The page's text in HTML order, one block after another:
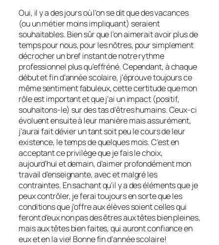
Oui, il y a des jours où l’on se dit que des vacances
(ou un métier moins impliquant) seraient
souhaitables. Bien sûr que l’on aimerait avoir plus de
temps pour nous, pour les nôtres, pour simplement
décrocher un bref instant de notre rythme
professionnel plus qu’effréné. Cependant, à chaque
début et fin d’année scolaire, j’éprouve toujours ce
même sentiment fabuleux, cette certitude que mon
rôle est important et que j’ai un impact (positif,
souhaitons-le) sur des tas d’êtres humains. Ceux-ci
évoluent ensuite à leur manière mais assurément,
j’aurai fait dévier un tant soit peu le cours de leur
existence, le temps de quelques mois. C’est en
acceptant ce privilège que je fais le choix,
aujourd’hui et demain, d’aimer profondément mon
travail d’enseignante, avec et malgré les
contraintes. En sachant qu’il y a des éléments que je
peux contrôler, je ferai toujours en sorte que les
conditions que j’offre aux élèves soient celles qui
feront d’eux non pas des êtres aux têtes bien pleines,
mais aux têtes bien faites, qui auront confiance en
eux et en la vie! Bonne fin d’année scolaire!